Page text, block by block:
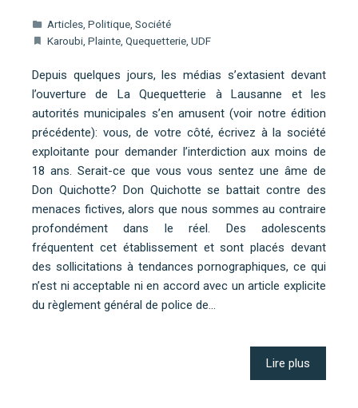
Articles, Politique, Société
Karoubi, Plainte, Quequetterie, UDF
Depuis quelques jours, les médias s’extasient devant
l’ouverture de La Quequetterie à Lausanne et les
autorités municipales s’en amusent (voir notre édition
précédente): vous, de votre côté, écrivez à la société
exploitante pour demander l’interdiction aux moins de
18 ans. Serait-ce que vous vous sentez une âme de
Don Quichotte? Don Quichotte se battait contre des
menaces fictives, alors que nous sommes au contraire
profondément dans le réel. Des adolescents
fréquentent cet établissement et sont placés devant
des sollicitations à tendances pornographiques, ce qui
n’est ni acceptable ni en accord avec un article explicite
du règlement général de police de…
Lire plus